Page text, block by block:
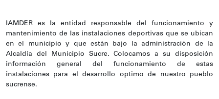
IAMDER es la entidad responsable del funcionamiento y
mantenimiento de las instalaciones deportivas que se ubican
en el municipio y que están bajo la administración de la
Alcaldía del Municipio Sucre. Colocamos a su disposición
información general del funcionamiento de estas
instalaciones para el desarrollo optimo de nuestro pueblo
sucrense.